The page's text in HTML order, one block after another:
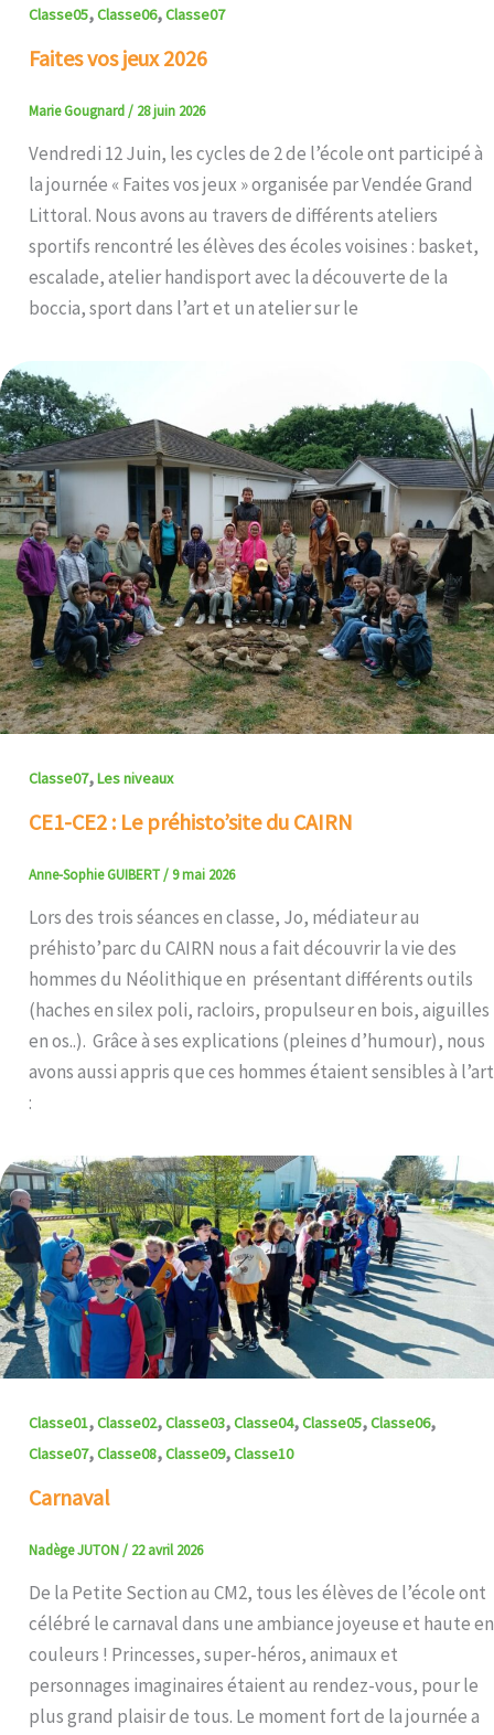
Classe05,Classe06,Classe07
Faites vos jeux 2026
Marie Gougnard/ 28 juin 2026
Vendredi 12 Juin, les cycles de 2 de l’école ont participé à
la journée « Faites vos jeux » organisée par Vendée Grand
Littoral. Nous avons au travers de différents ateliers
sportifs rencontré les élèves des écoles voisines : basket,
escalade, atelier handisport avec la découverte de la
boccia, sport dans l’art et un atelier sur le
Classe07,Les niveaux
CE1-CE2 : Le préhisto’site du CAIRN
Anne-Sophie GUIBERT/ 9 mai 2026
Lors des trois séances en classe, Jo, médiateur au
préhisto’parc du CAIRN nous a fait découvrir la vie des
hommes du Néolithique en présentant différents outils
(haches en silex poli, racloirs, propulseur en bois, aiguilles
en os..). Grâce à ses explications (pleines d’humour), nous
avons aussi appris que ces hommes étaient sensibles à l’art
:
Classe01,Classe02,Classe03,Classe04,Classe05,Classe06,
Classe07,Classe08,Classe09,Classe10
Carnaval
Nadège JUTON/ 22 avril 2026
De la Petite Section au CM2, tous les élèves de l’école ont
célébré le carnaval dans une ambiance joyeuse et haute en
couleurs ! Princesses, super-héros, animaux et
personnages imaginaires étaient au rendez-vous, pour le
plus grand plaisir de tous. Le moment fort de la journée a